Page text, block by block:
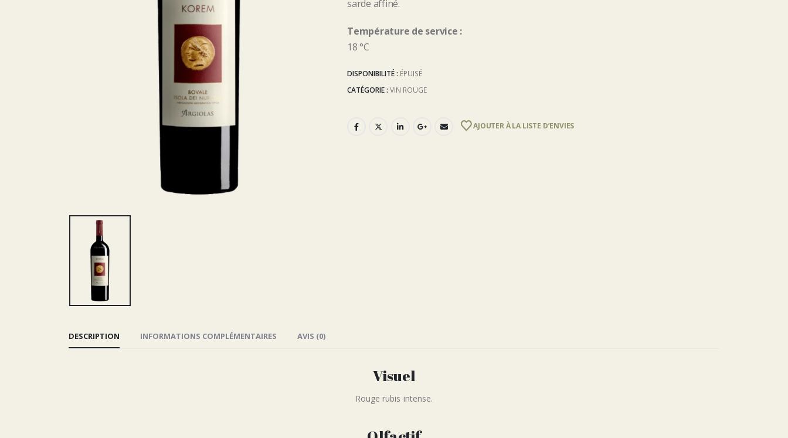
sarde affiné.
Température de service :
18 °C
DISPONIBILITÉ : ÉPUISÉ
CATÉGORIE : VIN ROUGE
AJOUTER À LA LISTE D’ENVIES
DESCRIPTION INFORMATIONS COMPLÉMENTAIRES AVIS (0)
Visuel
Rouge rubis intense.